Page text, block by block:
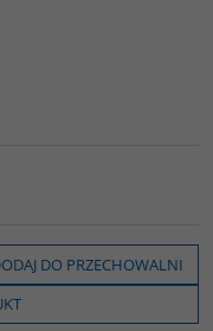
DO PRZECHOWALNI